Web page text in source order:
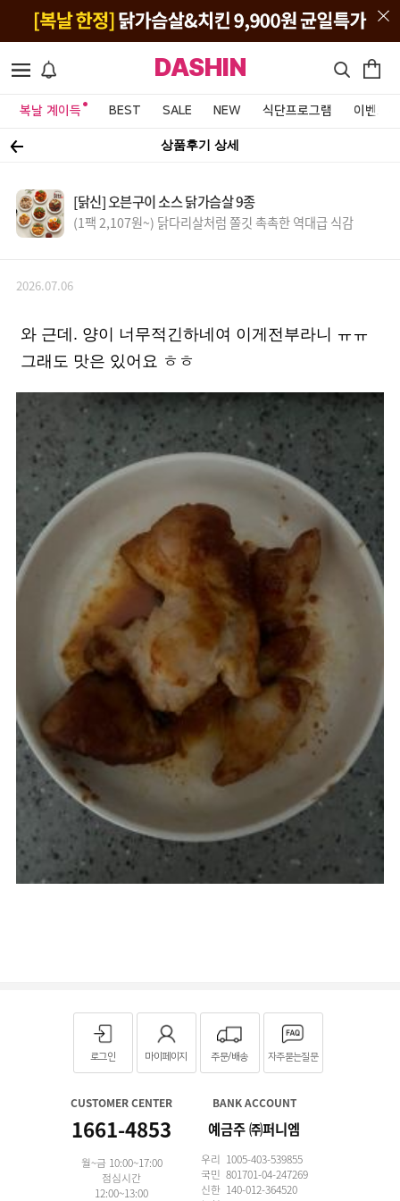
DASHIN
복날 계이득 BEST SALE NEW 식단프로그램 이벤트&
상품후기 상세
[닭신] 오븐구이 소스 닭가슴살 9종
(1팩 2,107원~) 닭다리살처럼 쫄깃 촉촉한 역대급 식감
2026.07.06
와 근데. 양이 너무적긴하네여 이게전부라니 ㅠㅠ
그래도 맛은 있어요 ㅎㅎ
로그인 마이페이지 주문/배송 자주묻는질문
CUSTOMER CENTER
1661-4853
월~금 10:00~17:00
점심시간
12:00~13:00
BANK ACCOUNT
예금주 ㈜퍼니엠
우리 1005-403-539855
국민 801701-04-247269
신한 140-012-364520